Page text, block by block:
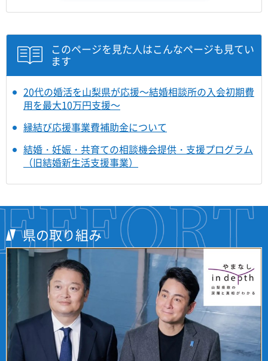
このページを見た人はこんなページも見てい
ます
20代の婚活を山梨県が応援～結婚相談所の入会初期費
用を最大10万円支援～
縁結び応援事業費補助金について
結婚・妊娠・共育ての相談機会提供・支援プログラム
（旧結婚新生活支援事業）
県の取り組み